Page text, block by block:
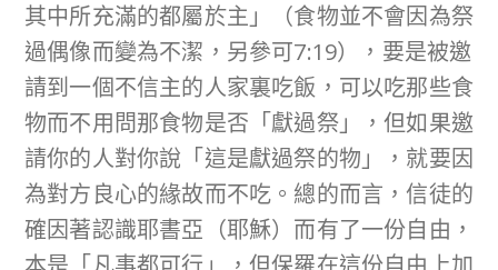
其中所充滿的都屬於主」（食物並不會因為祭
過偶像而變為不潔，另參可7:19），要是被邀
請到一個不信主的人家裏吃飯，可以吃那些食
物而不用問那食物是否「獻過祭」，但如果邀
請你的人對你說「這是獻過祭的物」，就要因
為對方良心的緣故而不吃。總的而言，信徒的
確因著認識耶書亞（耶穌）而有了一份自由，